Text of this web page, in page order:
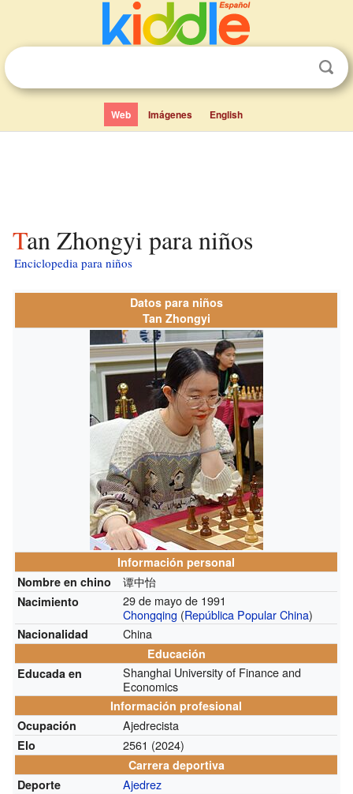
Web Imágenes English
Tan Zhongyi para niños
Enciclopedia para niños
Datos para niños
Tan Zhongyi
Información personal
Nombre en chino
谭中怡
Nacimiento
29 de mayo de 1991
Chongqing (República Popular China)
Nacionalidad China
Educación
Educada en
Shanghai University of Finance and
Economics
Información profesional
Ocupación
Ajedrecista
Elo 2561 (2024)
Carrera deportiva
Deporte
Ajedrez